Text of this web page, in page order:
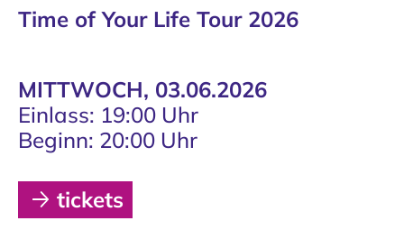
Time of Your Life Tour 2026
MITTWOCH, 03.06.2026
Einlass: 19:00 Uhr
Beginn: 20:00 Uhr
tickets